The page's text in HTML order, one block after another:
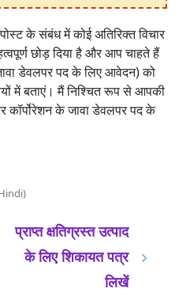
के संबंध में कोई अतिरिक्त विचार
छोड़ दिया है और आप चाहते हैं
डेवलपर पद के लिए आवेदन) को
में बताएं। मैं निश्चित रूप से आपकी
के जावा डेवलपर पद के
प्राप्त क्षतिग्रस्त उत्पाद
के लिए शिकायत पत्र
लिखें